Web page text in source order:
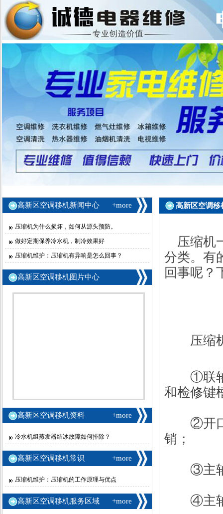
+more
高新区空调移机新闻中心
压缩机为什么损坏，如何从源头预防。
做好定期保养冷水机，制冷效果好
压缩机维护：压缩机有异响是怎么回事？
高新区空调移机图片中心
+more
高新区空调移机资料
冷水机组蒸发器结冰故障如何排除？
+more
高新区空调移机常识
压缩机维护：压缩机的工作原理与优点
+more
高新区空调移机服务区域
高新区空调移
压缩机
分类。有
回事呢？
压缩机
①联轴
和检修键
②开口
销；
③主轴
④主轴